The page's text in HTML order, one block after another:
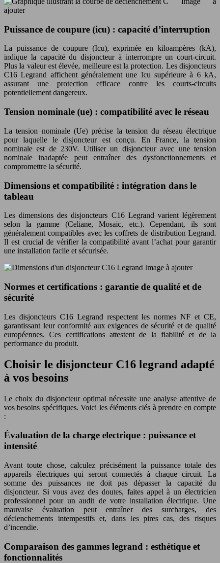
ajouter
Puissance de coupure (icu) : capacité d’interruption
La puissance de coupure (Icu), exprimée en kiloampères (kA),
indique la capacité du disjoncteur à interrompre un court-circuit.
Plus la valeur est élevée, meilleure est la protection. Les disjoncteurs
C16 Legrand affichent généralement une Icu supérieure à 6 kA,
assurant une protection efficace contre les courts-circuits
potentiellement dangereux.
Tension nominale (ue) : compatibilité avec le réseau
La tension nominale (Ue) précise la tension du réseau électrique
pour laquelle le disjoncteur est conçu. En France, la tension
nominale est de 230V. Utiliser un disjoncteur avec une tension
nominale inadaptée peut entraîner des dysfonctionnements et
compromettre la sécurité.
Dimensions et compatibilité : intégration dans le
tableau
Les dimensions des disjoncteurs C16 Legrand varient légèrement
selon la gamme (Celiane, Mosaic, etc.). Cependant, ils sont
généralement compatibles avec les coffrets de distribution Legrand.
Il est crucial de vérifier la compatibilité avant l’achat pour garantir
une installation facile et sécurisée.
Image à ajouter
Normes et certifications : garantie de qualité et de
sécurité
Les disjoncteurs C16 Legrand respectent les normes NF et CE,
garantissant leur conformité aux exigences de sécurité et de qualité
européennes. Ces certifications attestent de la fiabilité et de la
performance du produit.
Choisir le disjoncteur C16 legrand adapté
à vos besoins
Le choix du disjoncteur optimal nécessite une analyse attentive de
vos besoins spécifiques. Voici les éléments clés à prendre en compte
:
Évaluation de la charge electrique : puissance et
intensité
Avant toute chose, calculez précisément la puissance totale des
appareils électriques qui seront connectés à chaque circuit. La
somme des puissances ne doit pas dépasser la capacité du
disjoncteur. Si vous avez des doutes, faites appel à un électricien
professionnel pour un audit de votre installation électrique. Une
mauvaise évaluation peut entraîner des surcharges, des
déclenchements intempestifs et, dans les pires cas, des risques
d’incendie.
Comparaison des gammes legrand : esthétique et
fonctionnalités